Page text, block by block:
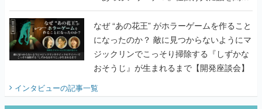
てみた
なぜ “あの花王” がホラーゲームを作ること
になったのか？ 敵に見つからないようにマ
ジックリンでこっそり掃除する『しずかな
おそうじ』が生まれるまで【開発座談会】
インタビューの記事一覧